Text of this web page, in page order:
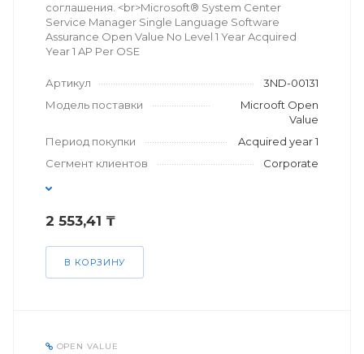
соглашения. <br>Microsoft® System Center
Service Manager Single Language Software
Assurance Open Value No Level 1 Year Acquired
Year 1 AP Per OSE
Артикул
3ND-00131
Модель поставки
Microoft Open
Value
Период покупки
Acquired year 1
Сегмент клиентов
Corporate
2 553,41 ₸
В КОРЗИНУ
OPEN VALUE